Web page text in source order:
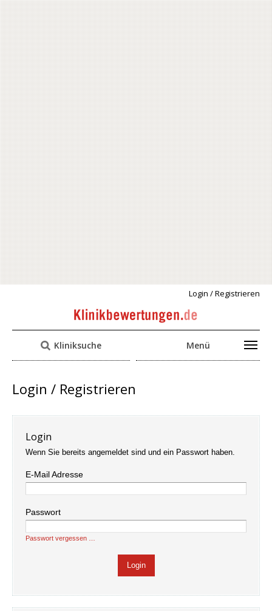
Login / Registrieren
Kliniksuche Menü
Login / Registrieren
Login
Wenn Sie bereits angemeldet sind und ein Passwort haben.
E-Mail Adresse
Passwort
Passwort vergessen …